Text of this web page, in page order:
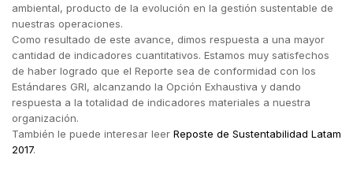
ambiental, producto de la evolución en la gestión sustentable de
nuestras operaciones.
Como resultado de este avance, dimos respuesta a una mayor
cantidad de indicadores cuantitativos. Estamos muy satisfechos
de haber logrado que el Reporte sea de conformidad con los
Estándares GRI, alcanzando la Opción Exhaustiva y dando
respuesta a la totalidad de indicadores materiales a nuestra
organización.
También le puede interesar leer Reposte de Sustentabilidad Latam
2017.